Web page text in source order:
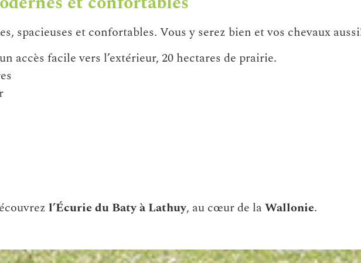
spacieuses et confortables. Vous y serez bien et vos chevaux
accès facile vers l’extérieur, 20 hectares de prairie.
l’Écurie du Baty à Lathuy, au cœur de laWallonie.